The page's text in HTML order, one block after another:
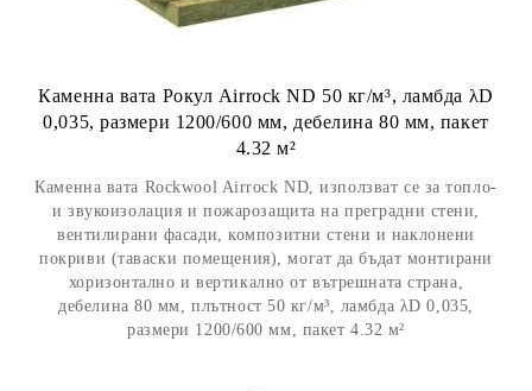
Каменна вата Рокул Airrock ND 50 кг/м³, ламбда λD
0,035, размери 1200/600 мм, дебелина 80 мм, пакет
4.32 м²
Каменна вата Rockwool Airrock ND, използват се за топло-
и звукоизолация и пожарозащита на преградни стени,
вентилирани фасади, композитни стени и наклонени
покриви (таваски помещения), могат да бъдат монтирани
хоризонтално и вертикално от вътрешната страна,
дебелина 80 мм, плътност 50 кг/м³, ламбда λD 0,035,
размери 1200/600 мм, пакет 4.32 м²